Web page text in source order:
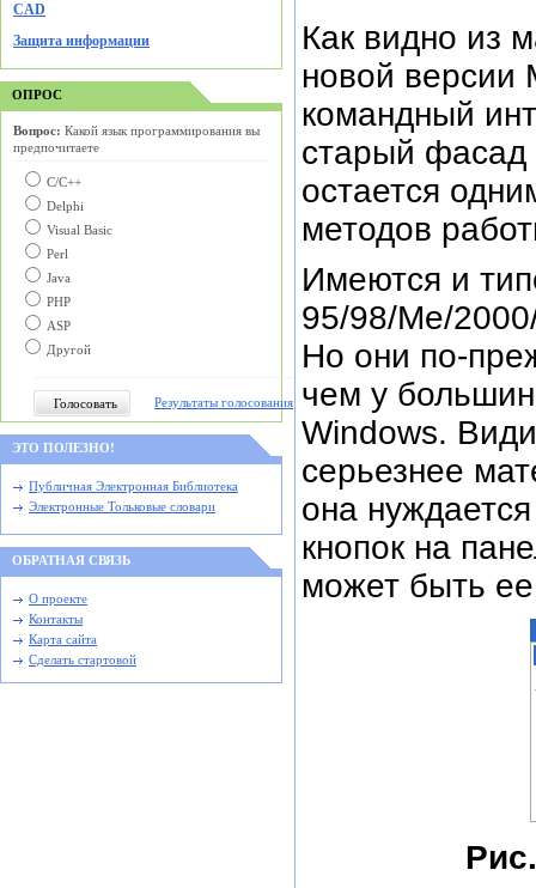
CAD
Защита информации
ОПРОС
Вопрос: Какой язык программирования вы
предпочитаете
С/C++
Delphi
Visual Basic
Perl
Java
PHP
ASP
Другой
Результаты голосования
ЭТО ПОЛЕЗНО!
Публичная Электронная Библиотека
Электронные Тольковые словари
ОБРАТНАЯ СВЯЗЬ
О проекте
Контакты
Карта сайта
Сделать стартовой
Как видно из
новой версии
командный
старый
остается
методов
Имеются и
95/98/Me/
Но они по-
чем у
Windows.
серьезнее
она
кнопок на
может быть